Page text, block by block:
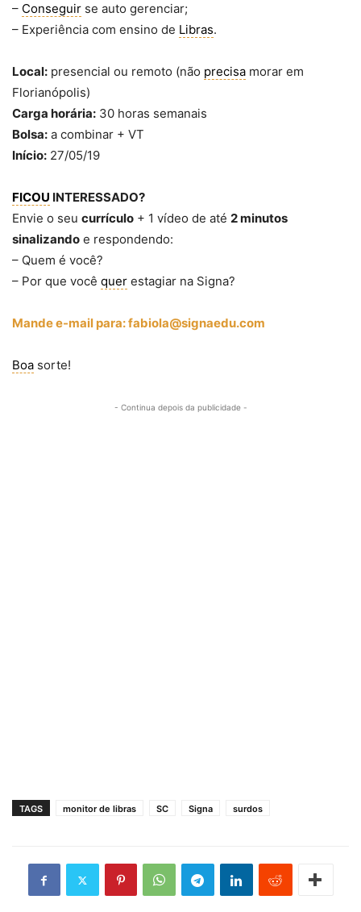
– Conseguir se auto gerenciar;
– Experiência com ensino de Libras.
Local: presencial ou remoto (não precisa morar em
Florianópolis)
Carga horária: 30 horas semanais
Bolsa: a combinar + VT
Início: 27/05/19
FICOU INTERESSADO?
Envie o seu currículo + 1 vídeo de até 2 minutos
sinalizando e respondendo:
– Quem é você?
– Por que você quer estagiar na Signa?
Mande e-mail para: fabiola@signaedu.com
Boa sorte!
- Continua depois da publicidade -
TAGS monitor de libras SC Signa surdos